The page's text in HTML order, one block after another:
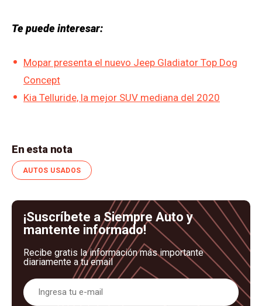
Te puede interesar:
Mopar presenta el nuevo Jeep Gladiator Top Dog
Concept
Kia Telluride, la mejor SUV mediana del 2020
En esta nota
AUTOS USADOS
¡Suscríbete a Siempre Auto y
mantente informado!
Recibe gratis la información más importante
diariamente a tu email